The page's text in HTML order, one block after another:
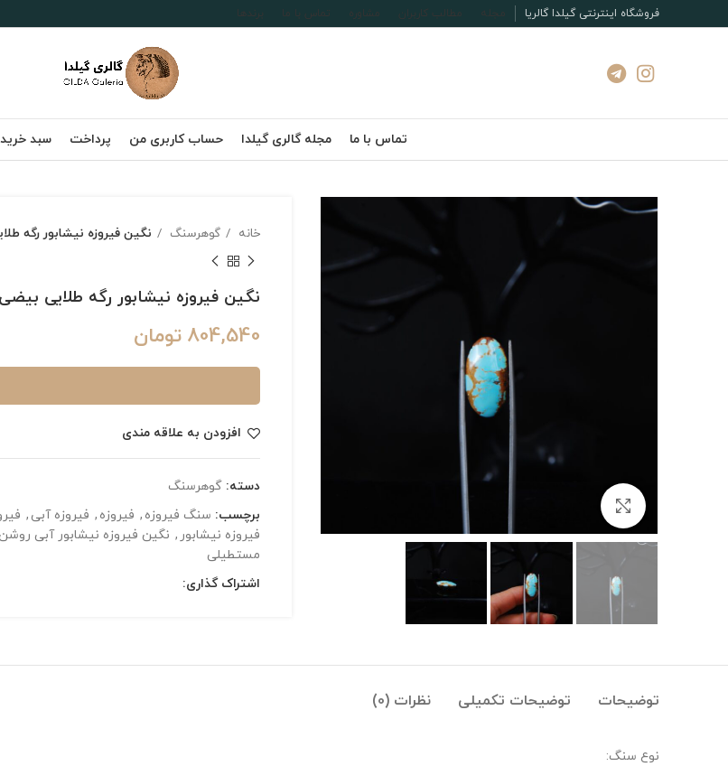
فروشگاه اینترنتی گیلدا گالریا مجله مطالب کاربران مشاوره تماس با ما برندها
تماس با ما مجله گالری گیلدا حساب کاربری من پرداخت سبد خرید
خانه گوهرسنگ نگین فیروزه نیشابور رگه طلایی
نگین فیروزه نیشابور رگه طلایی بیضی
804,540 تومان
افزودن به علاقه مندی
دسته: گوهرسنگ
برچسب: سنگ فیروزه , فیروزه , فیروزه آبی ,
فیروزه نیشابور , نگین فیروزه نیشابور آبی روشن
مستطیلی
اشتراک گذاری:
توضیحات توضیحات تکمیلی نظرات (0)
نوع سنگ: